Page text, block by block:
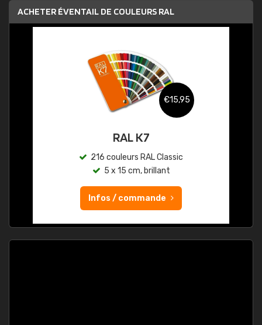
ACHETER ÉVENTAIL DE COULEURS RAL
€15,95
RAL K7
216 couleurs RAL Classic
5 x 15 cm, brillant
Infos / commande